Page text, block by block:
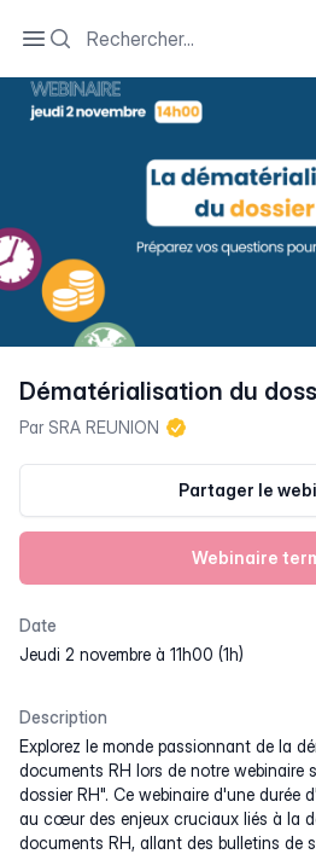
Open sidebar
Search
Dématérialisation du
Par SRA REUNION
Partager le
Webinaire
Date
jeudi 2 novembre à 11h00 (1h)
Description
Explorez le monde passionnant de la
documents RH lors de notre webinaire
dossier RH". Ce webinaire d'une durée
au cœur des enjeux cruciaux liés à la
documents RH, allant des bulletins de